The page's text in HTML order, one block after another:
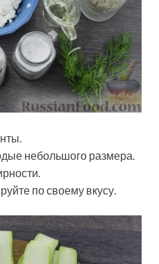
небольшого размера.
по своему вкусу.